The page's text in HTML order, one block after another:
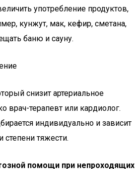
употребление продуктов,
кунжут, мак, кефир, сметана,
баню и сауну.
снизит артериальное
врач-терапевт или кардиолог.
индивидуально и зависит
степени тяжести.
помощи при непроходящих